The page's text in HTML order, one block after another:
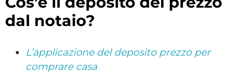
dal notaio?
L’applicazione del deposito prezzo per
comprare casa